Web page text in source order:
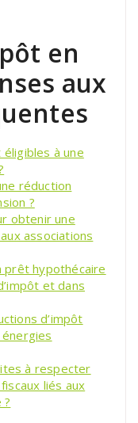
en
aux
à une
réduction
?
obtenir une
associations
prêt hypothécaire
et dans
d’impôt
à respecter
liés aux
?